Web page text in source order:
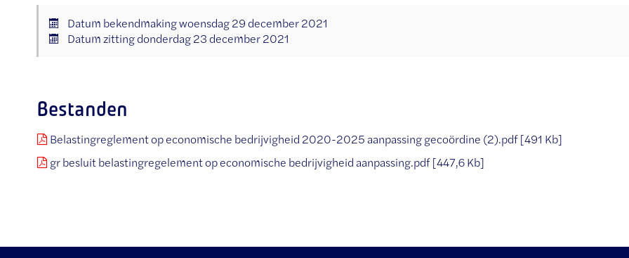
Datum bekendmakingwoensdag 29 december 2021
Datum zittingdonderdag 23 december 2021
Bestanden
Belastingreglement op economische bedrijvigheid 2020-2025 aanpassing gecoördine (2).pdf 491 Kb
gr besluit belastingregelement op economische bedrijvigheid aanpassing.pdf 447,6 Kb